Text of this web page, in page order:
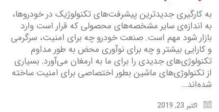
به کارگیری جدید‌ترین پیشرفت‌های تکنولوژیک در خودروها،
به اندازه‌ی سایر مشخصه‌های محصولی که قرار است وارد
بازار شود مهم است. صنعت خودرو چه برای امنیت، سرگرمی
و کارایی بیشتر و چه برای نوآوری محض به طور مداوم
تکنولوژی‌های جدیدی را برای ما به ارمغان می‌آورد. بسیاری
از تکنولوژی‌های ماشین بطور اختصاصی برای امنیت ساخته
شده‌اند…
اکتبر 23, 2019